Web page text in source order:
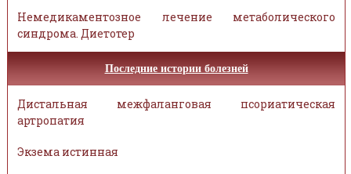
Немедикаментозное лечение метаболического
синдрома. Диетотер
Последние истории болезней
Дистальная межфаланговая псориатическая
артропатия
Экзема истинная